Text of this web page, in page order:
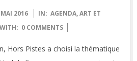
2016 IN: AGENDA,ART ET
WITH: 0 COMMENTS
Hors Pistes a choisi la thématique